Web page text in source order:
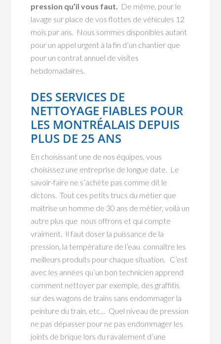
pression qu’il vous faut. De même, pour le
lavage sur place de vos flottes de véhicules 12
mois par ans. Nous sommes disponibles autant
pour un appel urgent à la fin d’un chantier que
pour un contrat annuel de visites
hebdomadaires.
DES SERVICES DE
NETTOYAGE FIABLES POUR
LES MONTRÉALAIS DEPUIS
PLUS DE 25 ANS
En choisissant une de nos équipes, vous
choisissez une entreprise de longue date. Le
savoir-faire ne s’achète pas comme dit le
dictons. Tout ces petits trucs du métier que
maîtrise un homme de 30 ans de métier, voilà un
autre plus que nous offrons et qui compte
vraiment. Il faut doser la puissance de la
pression, la température de l’eau connaître les
meilleurs produits pour chaque situation. C’est
avec les années qu’un bon technicien apprend
comment nettoyer par exemple, des graffitis
sur des wagons de trains sans endommager la
peinture du train, etc… Quel niveau de pression
ne pas dépasser pour ne pas endommager les
joints de brique lors du ravalement d’une